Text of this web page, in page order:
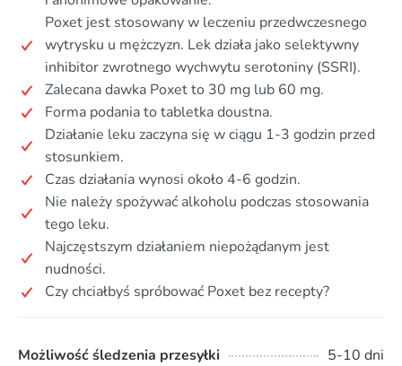
Poxet jest stosowany w leczeniu przedwczesnego
wytrysku u mężczyzn. Lek działa jako selektywny
inhibitor zwrotnego wychwytu serotoniny (SSRI).
Zalecana dawka Poxet to 30 mg lub 60 mg.
Forma podania to tabletka doustna.
Działanie leku zaczyna się w ciągu 1-3 godzin przed
stosunkiem.
Czas działania wynosi około 4-6 godzin.
Nie należy spożywać alkoholu podczas stosowania
tego leku.
Najczęstszym działaniem niepożądanym jest
nudności.
Czy chciałbyś spróbować Poxet bez recepty?
Możliwość śledzenia przesyłki
5-10 dni